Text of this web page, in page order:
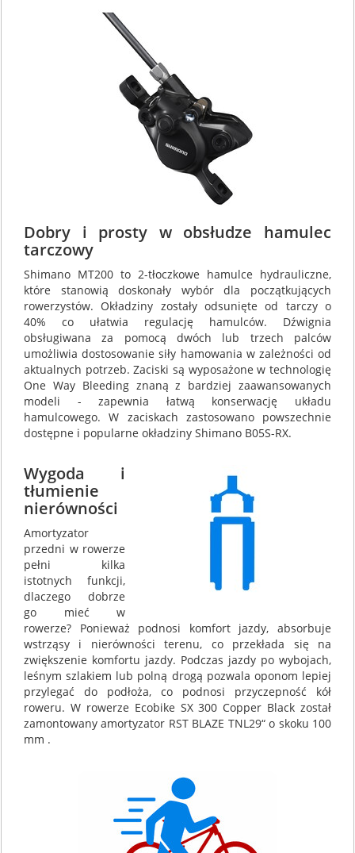
Dobry i prosty w obsłudze hamulec
tarczowy
Shimano MT200 to 2-tłoczkowe hamulce hydrauliczne,
które stanowią doskonały wybór dla początkujących
rowerzystów. Okładziny zostały odsunięte od tarczy o
40% co ułatwia regulację hamulców. Dźwignia
obsługiwana za pomocą dwóch lub trzech palców
umożliwia dostosowanie siły hamowania w zależności od
aktualnych potrzeb. Zaciski są wyposażone w technologię
One Way Bleeding znaną z bardziej zaawansowanych
modeli - zapewnia łatwą konserwację układu
hamulcowego. W zaciskach zastosowano powszechnie
dostępne i popularne okładziny Shimano B05S-RX.
Wygoda i
tłumienie
nierówności
Amortyzator
przedni w rowerze
pełni kilka
istotnych funkcji,
dlaczego dobrze
go mieć w
rowerze? Ponieważ podnosi komfort jazdy, absorbuje
wstrząsy i nierówności terenu, co przekłada się na
zwiększenie komfortu jazdy. Podczas jazdy po wybojach,
leśnym szlakiem lub polną drogą pozwala oponom lepiej
przylegać do podłoża, co podnosi przyczepność kół
roweru. W rowerze Ecobike SX 300 Copper Black został
zamontowany amortyzator RST BLAZE TNL29“ o skoku 100
mm .